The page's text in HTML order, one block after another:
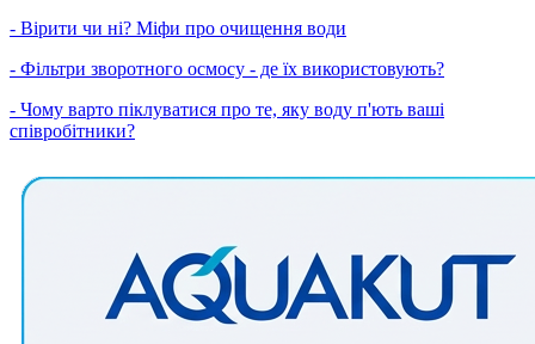
- Вірити чи ні? Міфи про очищення води
- Фільтри зворотного осмосу - де їх використовують?
- Чому варто піклуватися про те, яку воду п'ють ваші
співробітники?